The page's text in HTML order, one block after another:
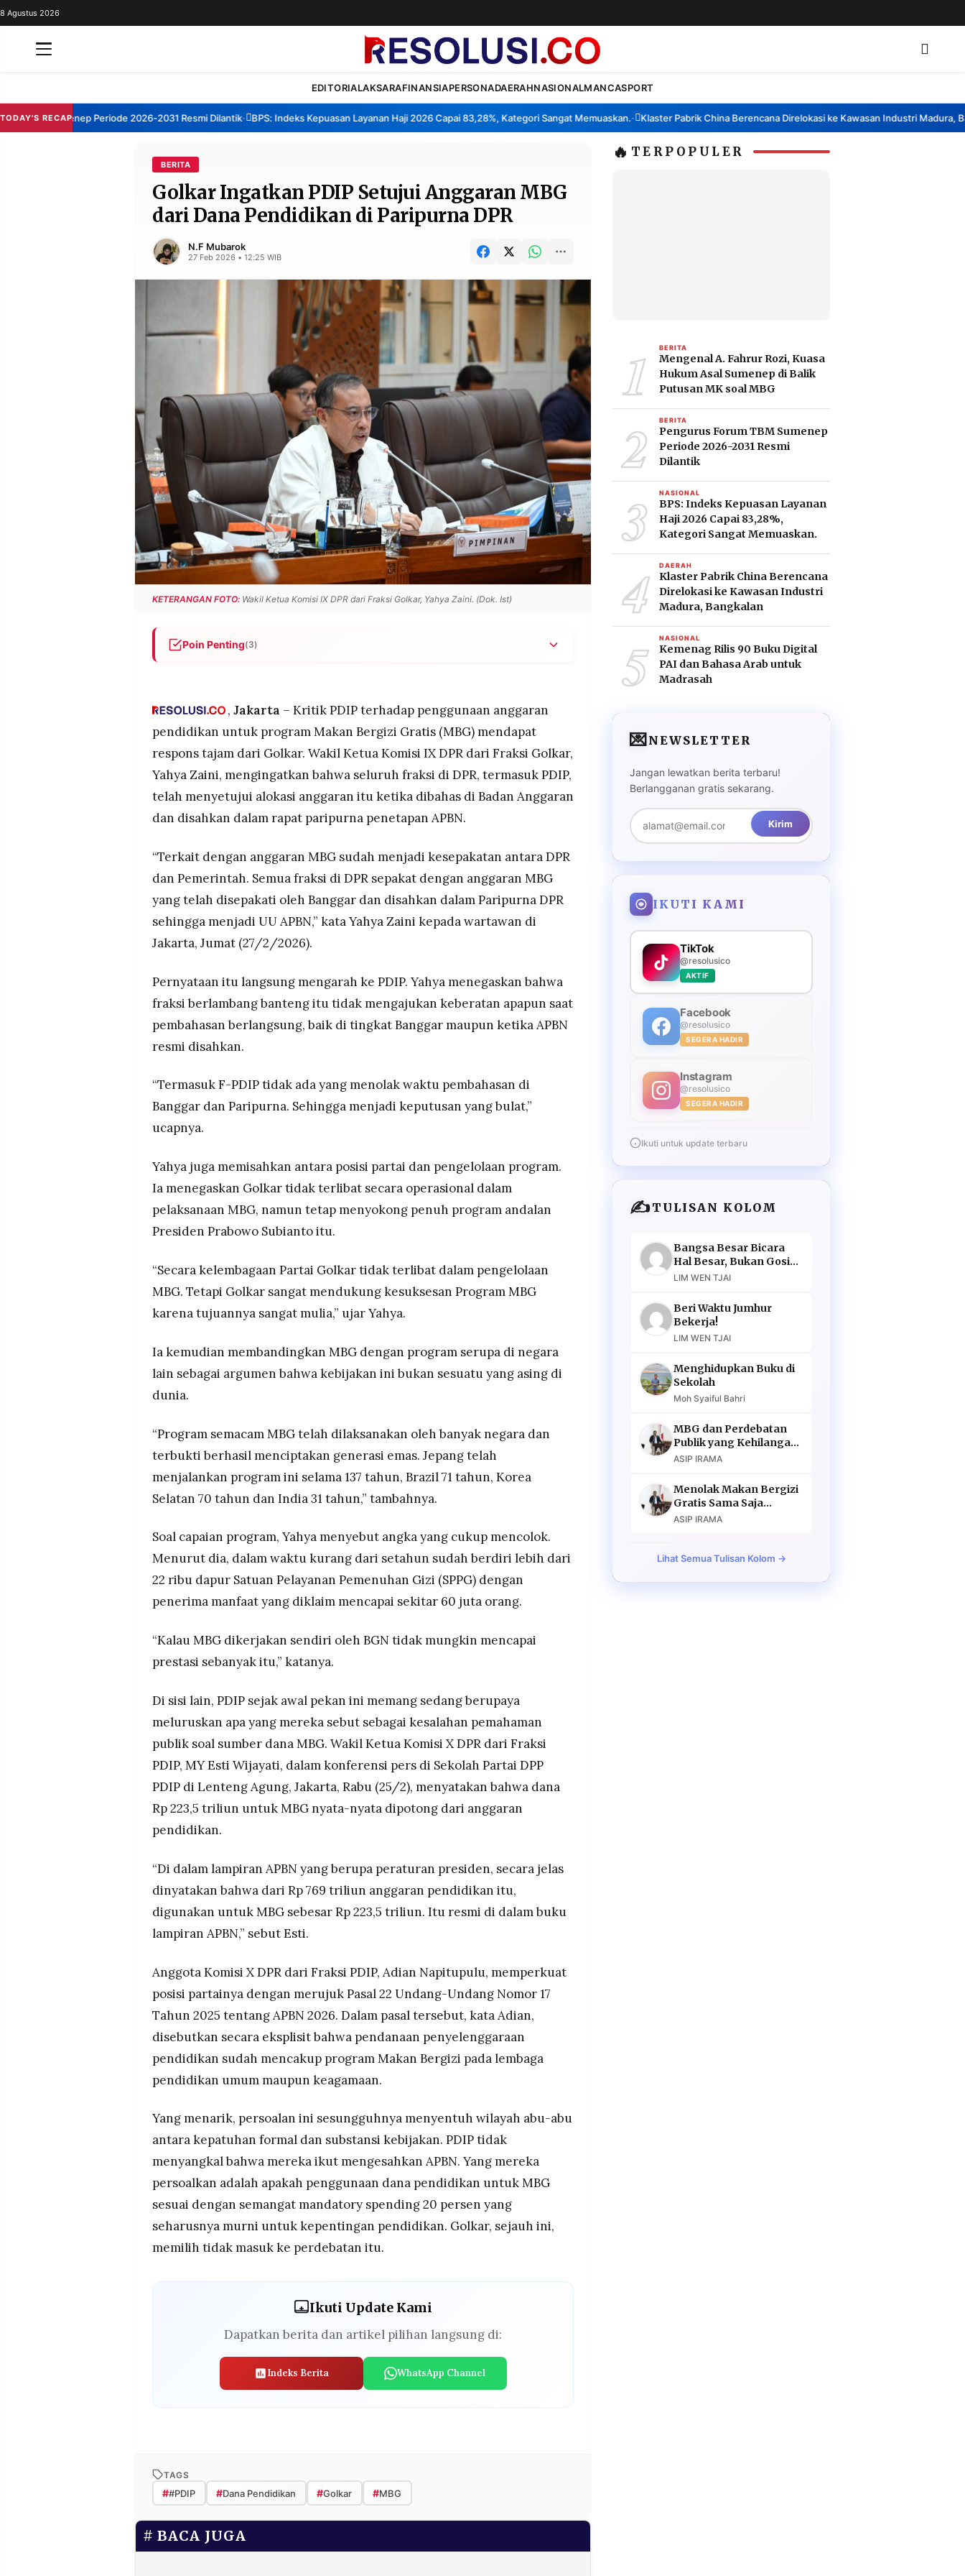
REDAKSI
SERVICE
8 Agustus 2026
EDITORIALAKSARAFINANSIAPERSONADAERAHNASIONALMANCASPORT
TODAY'S RECAP
Sumenep Periode 2026-2031 Resmi Dilantik• BPS: Indeks Kepuasan Layanan Haji 2026 Capai 83,28%, Kategori Sangat Memuaskan.• Klaster Pabrik China Berencana Direlokasi ke Kawasan Industri Madura,
BERITA
Golkar Ingatkan PDIP Setujui Anggaran MBG
dari Dana Pendidikan di Paripurna DPR
N.F Mubarok
27 Feb 2026 • 12:25 WIB
KETERANGAN FOTO: Wakil Ketua Komisi IX DPR dari Fraksi Golkar, Yahya Zaini. (Dok. Ist)
Poin Penting(3)
total anggaran pendidikan Rp 769 triliun, merujuk lampiran resmi APBN dan UU
Nomor 17 Tahun 2025.
Golkar mengklaim program MBG telah menjangkau sekitar 60 juta penerima
manfaat melalui lebih dari 22 ribu dapur SPPG yang berdiri dalam waktu kurang
dari setahun.
, Jakarta – Kritik PDIP terhadap penggunaan anggaran
pendidikan untuk program Makan Bergizi Gratis (MBG) mendapat
respons tajam dari Golkar. Wakil Ketua Komisi IX DPR dari Fraksi Golkar,
Yahya Zaini, mengingatkan bahwa seluruh fraksi di DPR, termasuk PDIP,
telah menyetujui alokasi anggaran itu ketika dibahas di Badan Anggaran
dan disahkan dalam rapat paripurna penetapan APBN.
“Terkait dengan anggaran MBG sudah menjadi kesepakatan antara DPR
dan Pemerintah. Semua fraksi di DPR sepakat dengan anggaran MBG
yang telah disepakati oleh Banggar dan disahkan dalam Paripurna DPR
sehingga menjadi UU APBN,” kata Yahya Zaini kepada wartawan di
Jakarta, Jumat (27/2/2026).
Pernyataan itu langsung mengarah ke PDIP. Yahya menegaskan bahwa
fraksi berlambang banteng itu tidak mengajukan keberatan apapun saat
pembahasan berlangsung, baik di tingkat Banggar maupun ketika APBN
resmi disahkan.
“Termasuk F-PDIP tidak ada yang menolak waktu pembahasan di
Banggar dan Paripurna. Sehingga menjadi keputusan yang bulat,”
ucapnya.
Yahya juga memisahkan antara posisi partai dan pengelolaan program.
Ia menegaskan Golkar tidak terlibat secara operasional dalam
pelaksanaan MBG, namun tetap menyokong penuh program andalan
Presiden Prabowo Subianto itu.
“Secara kelembagaan Partai Golkar tidak terlibat dalam pengelolaan
MBG. Tetapi Golkar sangat mendukung kesuksesan Program MBG
karena tujuannya sangat mulia,” ujar Yahya.
Ia kemudian membandingkan MBG dengan program serupa di negara
lain sebagai argumen bahwa kebijakan ini bukan sesuatu yang asing di
dunia.
“Program semacam MBG telah dilaksanakan oleh banyak negara dan
terbukti berhasil menciptakan generasi emas. Jepang telah
menjalankan program ini selama 137 tahun, Brazil 71 tahun, Korea
Selatan 70 tahun dan India 31 tahun,” tambahnya.
Soal capaian program, Yahya menyebut angka yang cukup mencolok.
Menurut dia, dalam waktu kurang dari setahun sudah berdiri lebih dari
22 ribu dapur Satuan Pelayanan Pemenuhan Gizi (SPPG) dengan
penerima manfaat yang diklaim mencapai sekitar 60 juta orang.
“Kalau MBG dikerjakan sendiri oleh BGN tidak mungkin mencapai
prestasi sebanyak itu,” katanya.
Di sisi lain, PDIP sejak awal pekan ini memang sedang berupaya
meluruskan apa yang mereka sebut sebagai kesalahan pemahaman
publik soal sumber dana MBG. Wakil Ketua Komisi X DPR dari Fraksi
PDIP, MY Esti Wijayati, dalam konferensi pers di Sekolah Partai DPP
PDIP di Lenteng Agung, Jakarta, Rabu (25/2), menyatakan bahwa dana
Rp 223,5 triliun untuk MBG nyata-nyata dipotong dari anggaran
pendidikan.
“Di dalam lampiran APBN yang berupa peraturan presiden, secara jelas
dinyatakan bahwa dari Rp 769 triliun anggaran pendidikan itu,
digunakan untuk MBG sebesar Rp 223,5 triliun. Itu resmi di dalam buku
lampiran APBN,” sebut Esti.
Anggota Komisi X DPR dari Fraksi PDIP, Adian Napitupulu, memperkuat
posisi partainya dengan merujuk Pasal 22 Undang-Undang Nomor 17
Tahun 2025 tentang APBN 2026. Dalam pasal tersebut, kata Adian,
disebutkan secara eksplisit bahwa pendanaan penyelenggaraan
pendidikan sudah mencakup program Makan Bergizi pada lembaga
pendidikan umum maupun keagamaan.
Yang menarik, persoalan ini sesungguhnya menyentuh wilayah abu-abu
antara kepatuhan formal dan substansi kebijakan. PDIP tidak
menyangkal bahwa mereka ikut mengesahkan APBN. Yang mereka
persoalkan adalah apakah penggunaan dana pendidikan untuk MBG
sesuai dengan semangat mandatory spending 20 persen yang
seharusnya murni untuk kepentingan pendidikan. Golkar, sejauh ini,
memilih tidak masuk ke perdebatan itu.
Ikuti Update Kami
Dapatkan berita dan artikel pilihan langsung di:
Indeks Berita WhatsApp Channel
TAGS
##PDIP #Dana Pendidikan #Golkar #MBG
BACA JUGA
🔥 TERPOPULER
1 BERITA
Mengenal A. Fahrur Rozi, Kuasa
Hukum Asal Sumenep di Balik
Putusan MK soal MBG
2 BERITA
Pengurus Forum TBM Sumenep
Periode 2026-2031 Resmi
Dilantik
3 NASIONAL
BPS: Indeks Kepuasan Layanan
Haji 2026 Capai 83,28%,
Kategori Sangat Memuaskan.
4 DAERAH
Klaster Pabrik China Berencana
Direlokasi ke Kawasan Industri
Madura, Bangkalan
5 NASIONAL
Kemenag Rilis 90 Buku Digital
PAI dan Bahasa Arab untuk
Madrasah
💌NEWSLETTER
Jangan lewatkan berita terbaru!
Berlangganan gratis sekarang.
Kirim
IKUTI KAMI
TikTok
@resolusico
AKTIF
Facebook
@resolusico
SEGERA HADIR
Instagram
@resolusico
SEGERA HADIR
Ikuti untuk update terbaru
✍️TULISAN KOLOM
Bangsa Besar Bicara
Hal Besar, Bukan Gosip
Murahan
LIM WEN TJAI
Beri Waktu Jumhur
Bekerja!
LIM WEN TJAI
Menghidupkan Buku di
Sekolah
Moh Syaiful Bahri
MBG dan Perdebatan
Publik yang Kehilangan
Argumen
ASIP IRAMA
Menolak Makan Bergizi
Gratis Sama Saja
Menolak Masa Depan
ASIP IRAMA
Lihat Semua Tulisan Kolom →